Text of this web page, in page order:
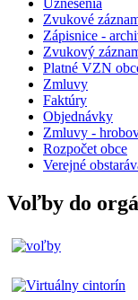
Uznesenia
Zvukové
Zápisnice -
Zvukový
Platné VZN
Zmluvy
Faktúry
Objednávky
Zmluvy -
Rozpočet obce
Verejné
Voľby do